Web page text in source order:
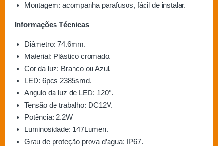
Montagem: acompanha parafusos, fácil de instalar.
Informações Técnicas
Diâmetro: 74.6mm.
Material: Plástico cromado.
Cor da luz: Branco ou Azul.
LED: 6pcs 2385smd.
Angulo da luz de LED: 120°.
Tensão de trabalho: DC12V.
Potência: 2.2W.
Luminosidade: 147Lumen.
Grau de proteção prova d’água: IP67.